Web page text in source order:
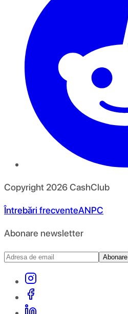
Copyright 2026CashClub
Întrebări frecventeANPC
Abonare newsletter
Abonare